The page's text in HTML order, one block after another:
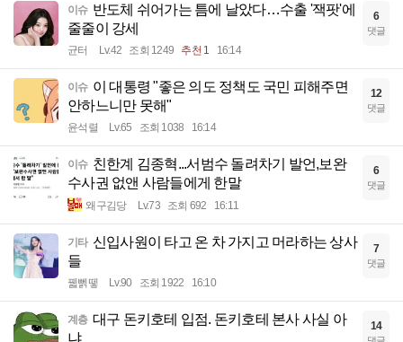
이슈 반도체 쉬어가는 틈에 날았다…수출 '잭팟'에
줄줄이 강세
균터 Lv.42 조회 1249 추천 1 16:14
6
댓글
이슈 이 대통령 "좋은 의도 정책도 국민 피해주면
안하느니만 못해"
윤석렬 Lv.65 조회 1038 16:14
12
댓글
이슈 친한계 김종혁...서범수 돌려차기 발언,보완
수사권 없앤 사람들에게 한말
왜구김당 Lv.73 조회 692 16:11
6
댓글
기타 신입사원이 타고 온 차 가지고 머라하는 상사
들
꿻뻵뗗 Lv.90 조회 1922 16:10
7
댓글
계층 대구 돈키호테 입점. 돈키호테 본사 사실 아
냐
14